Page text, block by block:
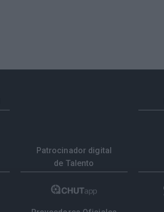
Patrocinador digital
de Talento